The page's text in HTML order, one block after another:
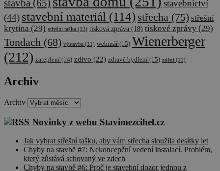
stavba (65)
stavebnictví
(44) stavební materiál (114) střecha (75) střešní
krytina (29) střešní taška (13) tisková zpráva (18) tiskové zprávy (29)
Tondach (68) výstavba (11) webinář(15) Wienerberger
(212) zateplení (14) zdivo (22) zdravé bydlení (15) zdění (11)
Archiv
Archiv
Novinky z webu Stavimezcihel.cz
Jak vybrat střešní tašku, aby vám střecha sloužila desítky let
Chyby na stavbě #7: Nekoncepční vedení instalací. Problém,
který zůstává schovaný ve zdech
Chyby na stavbě #6: Proč je stavební dozor jednou z